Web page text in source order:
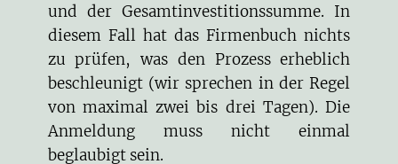
und der Gesamtinvestitionssumme. In
diesem Fall hat das Firmenbuch nichts
zu prüfen, was den Prozess erheblich
beschleunigt (wir sprechen in der Regel
von maximal zwei bis drei Tagen). Die
Anmeldung muss nicht einmal
beglaubigt sein.